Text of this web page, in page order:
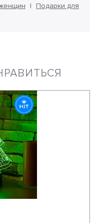
Подарки для